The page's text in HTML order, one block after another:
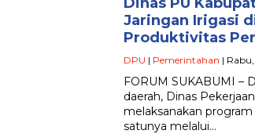
Jaringan Irigasi
Produktivitas
DPU | Pemerintahan |
FORUM SUKABUMI –
daerah, Dinas
melaksanakan
satunya melalui…